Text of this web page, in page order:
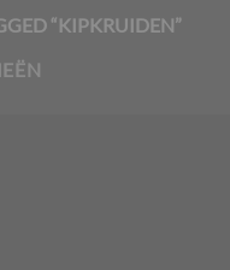
“KIPKRUIDEN”